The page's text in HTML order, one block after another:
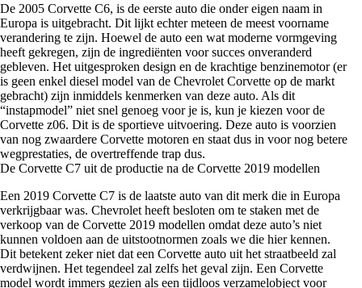
De 2005 Corvette C6, is de eerste auto die onder eigen naam in
Europa is uitgebracht. Dit lijkt echter meteen de meest voorname
verandering te zijn. Hoewel de auto een wat moderne vormgeving
heeft gekregen, zijn de ingrediënten voor succes onveranderd
gebleven. Het uitgesproken design en de krachtige benzinemotor (er
is geen enkel diesel model van de Chevrolet Corvette op de markt
gebracht) zijn inmiddels kenmerken van deze auto. Als dit
“instapmodel” niet snel genoeg voor je is, kun je kiezen voor de
Corvette z06. Dit is de sportieve uitvoering. Deze auto is voorzien
van nog zwaardere Corvette motoren en staat dus in voor nog betere
wegprestaties, de overtreffende trap dus.
De Corvette C7 uit de productie na de Corvette 2019 modellen
Een 2019 Corvette C7 is de laatste auto van dit merk die in Europa
verkrijgbaar was. Chevrolet heeft besloten om te staken met de
verkoop van de Corvette 2019 modellen omdat deze auto’s niet
kunnen voldoen aan de uitstootnormen zoals we die hier kennen.
Dit betekent zeker niet dat een Corvette auto uit het straatbeeld zal
verdwijnen. Het tegendeel zal zelfs het geval zijn. Een Corvette
model wordt immers gezien als een tijdloos verzamelobject voor